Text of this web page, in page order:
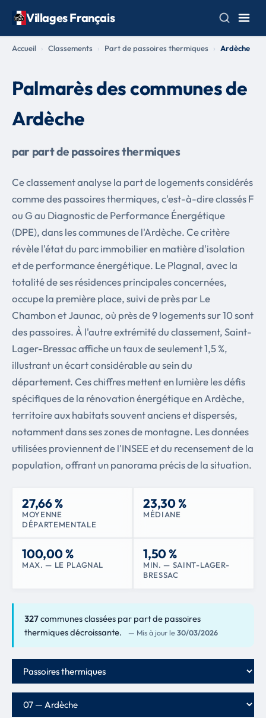
Villages Français
Accueil Classements Part de passoires thermiques Ardèche
Palmarès des communes de
Ardèche
par part de passoires thermiques
Ce classement analyse la part de logements considérés
comme des passoires thermiques, c'est-à-dire classés F
ou G au Diagnostic de Performance Énergétique
(DPE), dans les communes de l'Ardèche. Ce critère
révèle l'état du parc immobilier en matière d'isolation
et de performance énergétique. Le Plagnal, avec la
totalité de ses résidences principales concernées,
occupe la première place, suivi de près par Le
Chambon et Jaunac, où près de 9 logements sur 10 sont
des passoires. À l'autre extrémité du classement, Saint-
Lager-Bressac affiche un taux de seulement 1,5 %,
illustrant un écart considérable au sein du
département. Ces chiffres mettent en lumière les défis
spécifiques de la rénovation énergétique en Ardèche,
territoire aux habitats souvent anciens et dispersés,
notamment dans ses zones de montagne. Les données
utilisées proviennent de l'INSEE et du recensement de la
population, offrant un panorama précis de la situation.
27,66 %
MOYENNE
DÉPARTEMENTALE
23,30 %
MÉDIANE
100,00 %
MAX. — LE PLAGNAL
1,50 %
MIN. — SAINT-LAGER-
BRESSAC
327communes classées par part de passoires
thermiques décroissante.
— Mis à jour le 30/03/2026
Critère de classement
Département